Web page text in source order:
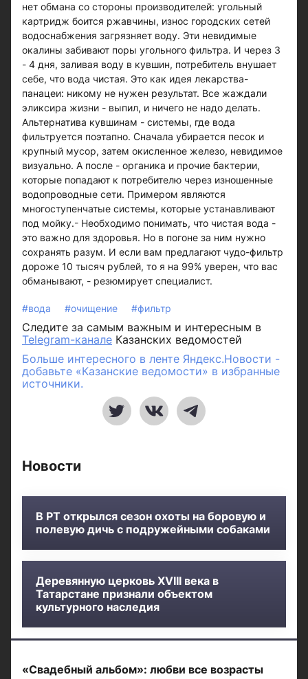
нет обмана со стороны производителей: угольный
картридж боится ржавчины, износ городских сетей
водоснабжения загрязняет воду. Эти невидимые
окалины забивают поры угольного фильтра. И через 3
- 4 дня, заливая воду в кувшин, потребитель внушает
себе, что вода чистая. Это как идея лекарства-
панацеи: никому не нужен результат. Все жаждали
эликсира жизни - выпил, и ничего не надо делать.
Альтернатива кувшинам - системы, где вода
фильтруется поэтапно. Сначала убирается песок и
крупный мусор, затем окисленное железо, невидимое
визуально. А после - органика и прочие бактерии,
которые попадают к потребителю через изношенные
водопроводные сети. Примером являются
многоступенчатые системы, которые устанавливают
под мойку.- Необходимо понимать, что чистая вода -
это важно для здоровья. Но в погоне за ним нужно
сохранять разум. И если вам предлагают чудо-фильтр
дороже 10 тысяч рублей, то я на 99% уверен, что вас
обманывают, - резюмирует специалист.
#вода #очищение #фильтр
Следите за самым важным и интересным в
Telegram-канале Казанских ведомостей
Больше интересного в ленте Яндекс.Новости -
добавьте «Казанские ведомости» в избранные
источники.
Новости
В РТ открылся сезон охоты на боровую и
полевую дичь с подружейными собаками
Деревянную церковь XVIII века в
Татарстане признали объектом
культурного наследия
«Свадебный альбом»: любви все возрасты